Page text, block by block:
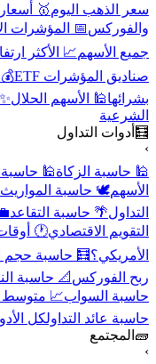
سعر الذهب اليوم🥇
والفوركس📅 المؤشرات
جميع الأسهم📈 الأكثر
صناديق المؤشرات ETF
بشرائها🕌 الأسهم الحلال
الشرعية
🧮 أدوات التداول
›
🕌 حاسبة الزكاة🕌 حاسبة
الأسهم🕊️ حاسبة المواريث
التداول🌴 حاسبة التقاعد
التقويم الاقتصادي🕐
الأمريكي؟🧮 حاسبة حجم
ربح الفوركس 📐 حاسبة
حاسبة السواب📈 متوسط
حاسبة عائد التداولكل
🧱 المجتمع
›